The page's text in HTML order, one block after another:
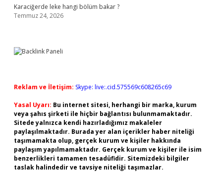
Karaciğerde leke hangi bölüm bakar ?
Temmuz 24, 2026
Reklam ve İletişim: Skype: live:.cid.575569c608265c69
Yasal Uyarı: Bu internet sitesi, herhangi bir marka, kurum
veya şahıs şirketi ile hiçbir bağlantısı bulunmamaktadır.
Sitede yalnızca kendi hazırladığımız makaleler
paylaşılmaktadır. Burada yer alan içerikler haber niteliği
taşımamakta olup, gerçek kurum ve kişiler hakkında
paylaşım yapılmamaktadır. Gerçek kurum ve kişiler ile isim
benzerlikleri tamamen tesadüfidir. Sitemizdeki bilgiler
taslak halindedir ve tavsiye niteliği taşımazlar.